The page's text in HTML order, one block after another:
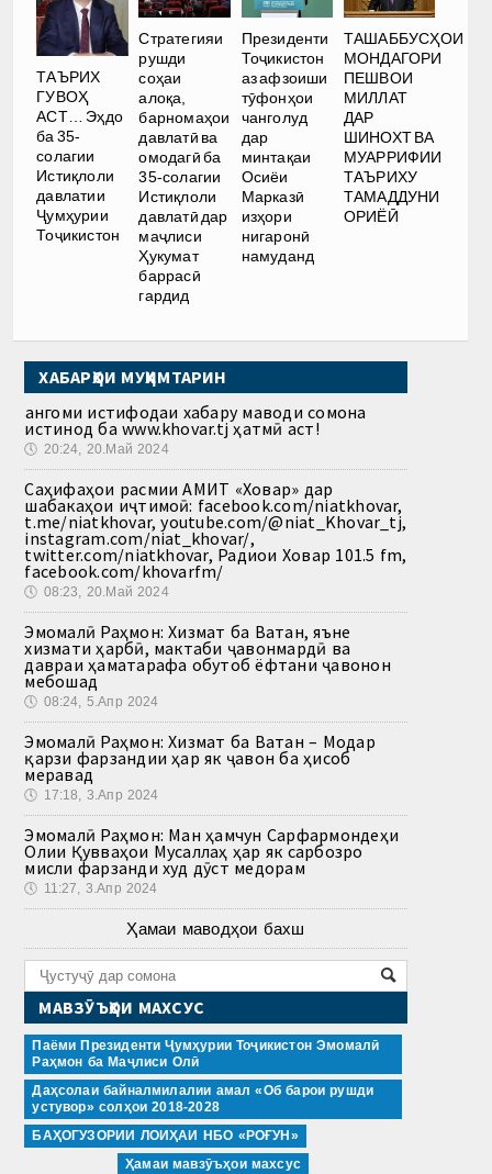
ТАЪРИХ
ГУВОҲ
АСТ… Эҳдо
ба 35-
солагии
Истиқлоли
давлатии
Ҷумҳурии
Тоҷикистон
Стратегияи
рушди
соҳаи
алоқа,
барномаҳои
давлатӣ ва
омодагӣ ба
35-солагии
Истиқлоли
давлатӣ дар
маҷлиси
Ҳукумат
баррасӣ
гардид
Президенти
Тоҷикистон
аз афзоиши
тӯфонҳои
чанголуд
дар
минтақаи
Осиёи
Марказӣ
изҳори
нигаронӣ
намуданд
ТАШАББУСҲОИ
МОНДАГОРИ
ПЕШВОИ
МИЛЛАТ
ДАР
ШИНОХТ ВА
МУАРРИФИИ
ТАЪРИХУ
ТАМАДДУНИ
ОРИЁӢ
ХАБАРҲОИ МУҲИМТАРИН
Ҳангоми истифодаи хабару маводи сомона
истинод ба www.khovar.tj ҳатмӣ аст!
🕔 20:24, 20.Май 2024
Саҳифаҳои расмии АМИТ «Ховар» дар
шабакаҳои иҷтимоӣ: facebook.com/niatkhovar,
t.me/niatkhovar, youtube.com/@niat_Khovar_tj,
instagram.com/niat_khovar/,
twitter.com/niatkhovar, Радиои Ховар 101.5 fm,
facebook.com/khovarfm/
🕔 08:23, 20.Май 2024
Эмомалӣ Раҳмон: Хизмат ба Ватан, яъне
хизмати ҳарбӣ, мактаби ҷавонмардӣ ва
давраи ҳаматарафа обутоб ёфтани ҷавонон
мебошад
🕔 08:24, 5.Апр 2024
Эмомалӣ Раҳмон: Хизмат ба Ватан – Модар
қарзи фарзандии ҳар як ҷавон ба ҳисоб
меравад
🕔 17:18, 3.Апр 2024
Эмомалӣ Раҳмон: Ман ҳамчун Сарфармондеҳи
Олии Қувваҳои Мусаллаҳ ҳар як сарбозро
мисли фарзанди худ дӯст медорам
🕔 11:27, 3.Апр 2024
Ҳамаи маводҳои бахш
МАВЗӮЪҲОИ МАХСУС
Паёми Президенти Ҷумҳурии Тоҷикистон Эмомалӣ
Раҳмон ба Маҷлиси Олӣ
Даҳсолаи байналмилалии амал «Об барои рушди
устувор» солҳои 2018-2028
БАҲОГУЗОРИИ ЛОИҲАИ НБО «РОҒУН»
Ҳамаи мавзӯъҳои махсус